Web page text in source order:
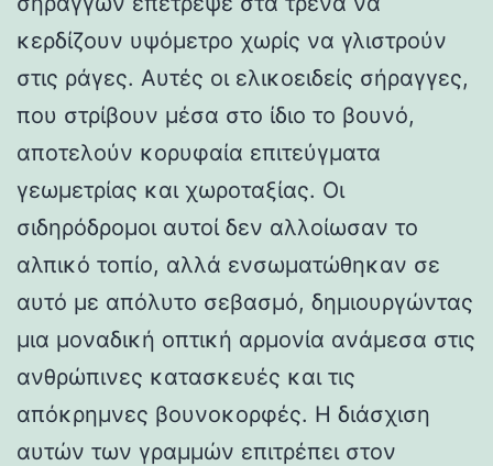
κερδίζουν υψόμετρο χωρίς να γλιστρούν
στις ράγες. Αυτές οι ελικοειδείς σήραγγες,
που στρίβουν μέσα στο ίδιο το βουνό,
αποτελούν κορυφαία επιτεύγματα
γεωμετρίας και χωροταξίας. Οι
σιδηρόδρομοι αυτοί δεν αλλοίωσαν το
αλπικό τοπίο, αλλά ενσωματώθηκαν σε
αυτό με απόλυτο σεβασμό, δημιουργώντας
μια μοναδική οπτική αρμονία ανάμεσα στις
ανθρώπινες κατασκευές και τις
απόκρημνες βουνοκορφές. Η διάσχιση
αυτών των γραμμών επιτρέπει στον